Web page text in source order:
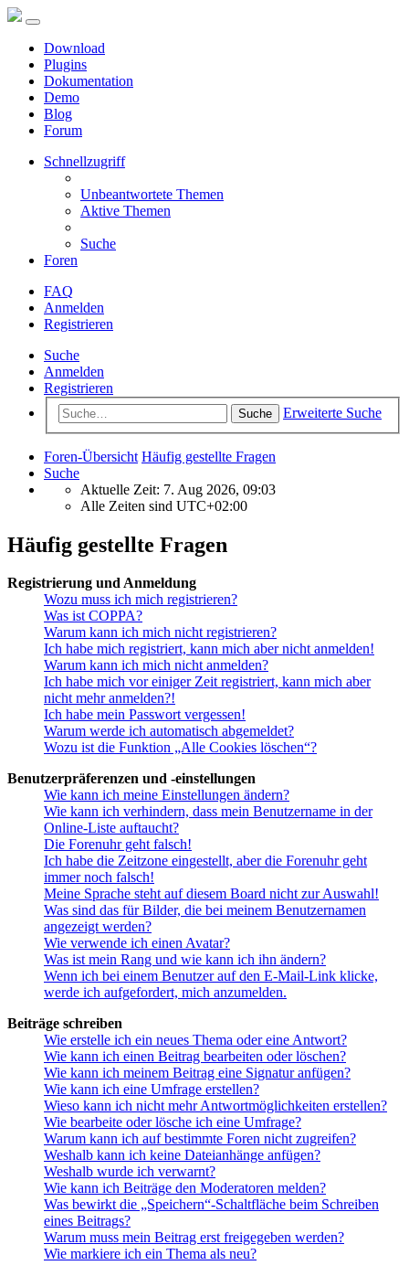
Download
Plugins
Dokumentation
Demo
Blog
Forum
Schnellzugriff
Unbeantwortete Themen
Aktive Themen
Suche
Foren
FAQ
Anmelden
Registrieren
Suche
Anmelden
Registrieren
Suche Erweiterte Suche
Foren-Übersicht Häufig gestellte Fragen
Suche
Aktuelle Zeit: 7. Aug 2026, 09:03
Alle Zeiten sind UTC+02:00
Häufig gestellte Fragen
Registrierung und Anmeldung
Wozu muss ich mich registrieren?
Was ist COPPA?
Warum kann ich mich nicht registrieren?
Ich habe mich registriert, kann mich aber nicht anmelden!
Warum kann ich mich nicht anmelden?
Ich habe mich vor einiger Zeit registriert, kann mich aber
nicht mehr anmelden?!
Ich habe mein Passwort vergessen!
Warum werde ich automatisch abgemeldet?
Wozu ist die Funktion „Alle Cookies löschen“?
Benutzerpräferenzen und -einstellungen
Wie kann ich meine Einstellungen ändern?
Wie kann ich verhindern, dass mein Benutzername in der
Online-Liste auftaucht?
Die Forenuhr geht falsch!
Ich habe die Zeitzone eingestellt, aber die Forenuhr geht
immer noch falsch!
Meine Sprache steht auf diesem Board nicht zur Auswahl!
Was sind das für Bilder, die bei meinem Benutzernamen
angezeigt werden?
Wie verwende ich einen Avatar?
Was ist mein Rang und wie kann ich ihn ändern?
Wenn ich bei einem Benutzer auf den E-Mail-Link klicke,
werde ich aufgefordert, mich anzumelden.
Beiträge schreiben
Wie erstelle ich ein neues Thema oder eine Antwort?
Wie kann ich einen Beitrag bearbeiten oder löschen?
Wie kann ich meinem Beitrag eine Signatur anfügen?
Wie kann ich eine Umfrage erstellen?
Wieso kann ich nicht mehr Antwortmöglichkeiten erstellen?
Wie bearbeite oder lösche ich eine Umfrage?
Warum kann ich auf bestimmte Foren nicht zugreifen?
Weshalb kann ich keine Dateianhänge anfügen?
Weshalb wurde ich verwarnt?
Wie kann ich Beiträge den Moderatoren melden?
Was bewirkt die „Speichern“-Schaltfläche beim Schreiben
eines Beitrags?
Warum muss mein Beitrag erst freigegeben werden?
Wie markiere ich ein Thema als neu?